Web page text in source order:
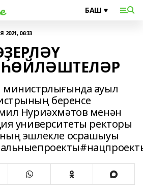
2021, 06:33
ауыл
беренсе
Нуриәхмәтов менән
университеты ректоры
эшлекле осрашыуы